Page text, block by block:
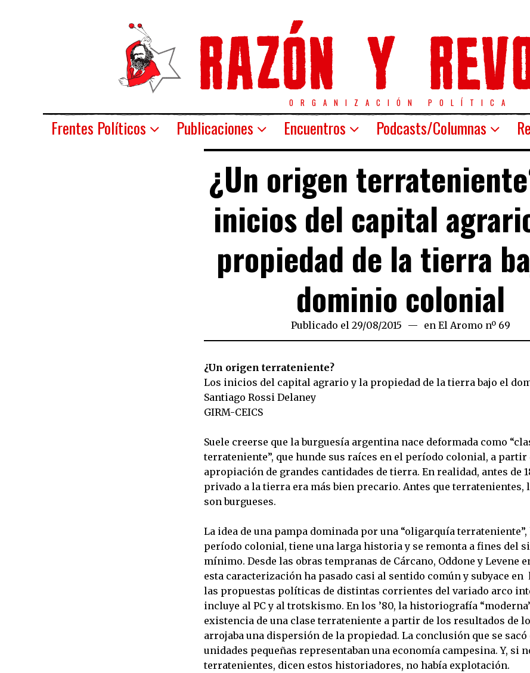
ORGANIZACIÓN POLÍTICA
Frentes Políticos Publicaciones Encuentros Podcasts/Columnas
¿Un origen
inicios del capital
propiedad de la tierra
dominio colonial
Publicado el 29/08/2015 en El Aromo nº 69
¿Un origen terrateniente?
Los inicios del capital agrario y la propiedad de la tierra bajo el
Santiago Rossi Delaney
GIRM-CEICS
Suele creerse que la burguesía argentina nace deformada como
terrateniente”, que hunde sus raíces en el período colonial, a partir
apropiación de grandes cantidades de tierra. En realidad, antes de
privado a la tierra era más bien precario. Antes que terratenientes,
son burgueses.
La idea de una pampa dominada por una “oligarquía
período colonial, tiene una larga historia y se remonta a fines del
mínimo. Desde las obras tempranas de Cárcano, Oddone y Levene
esta caracterización ha pasado casi al sentido común y subyace en
las propuestas políticas de distintas corrientes del variado arco
incluye al PC y al trotskismo. En los ’80, la historiografía
existencia de una clase terrateniente a partir de los resultados de
arrojaba una dispersión de la propiedad. La conclusión que se sacó
unidades pequeñas representaban una economía campesina. Y, si
terratenientes, dicen estos historiadores, no había explotación.